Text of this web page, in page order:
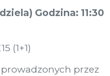
Godzina: 11:30
(1+1)
przez